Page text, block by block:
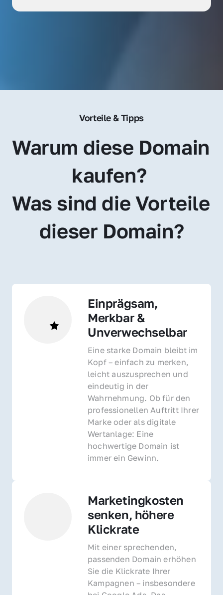
Vorteile & Tipps
Warum diese Domain
kaufen?
Was sind die Vorteile
dieser Domain?
Einprägsam,
Merkbar &
Unverwechselbar
Eine starke Domain bleibt im
Kopf – einfach zu merken,
leicht auszusprechen und
eindeutig in der
Wahrnehmung. Ob für den
professionellen Auftritt Ihrer
Marke oder als digitale
Wertanlage: Eine
hochwertige Domain ist
immer ein Gewinn.
Marketingkosten
senken, höhere
Klickrate
Mit einer sprechenden,
passenden Domain erhöhen
Sie die Klickrate Ihrer
Kampagnen – insbesondere